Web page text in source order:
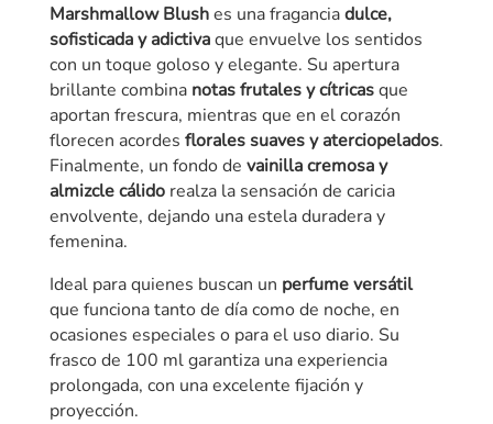
Paris
Corner
cantidad
Marshmallow Blushes una fraganciadulce,
sofisticada y adictivaque envuelve los sentidos
con un toque goloso y elegante. Su apertura
brillante combina notas frutales y cítricasque
aportan frescura, mientras que en el corazón
florecen acordes florales suaves y aterciopelados.
Finalmente, un fondo de vainilla cremosa y
almizcle cálidorealza la sensación de caricia
envolvente, dejando una estela duradera y
femenina.
Ideal para quienes buscan un perfume versátil
que funciona tanto de día como de noche, en
ocasiones especiales o para el uso diario. Su
frasco de 100 ml garantiza una experiencia
prolongada, con una excelente fijación y
proyección.